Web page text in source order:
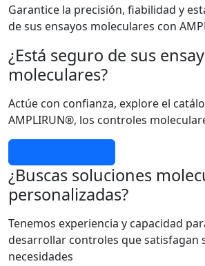
Garantice la precisión, fiabilidad y
de sus ensayos moleculares con
¿Está seguro de sus
moleculares?
Actúe con confianza, explore el
AMPLIRUN®, los controles
¿Buscas soluciones
personalizadas?
Tenemos experiencia y capacidad
desarrollar controles que satisfagan
necesidades